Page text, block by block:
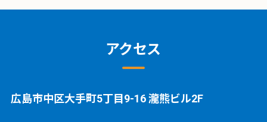
アクセス
広島市中区大手町5丁目9-16 瀧熊ビル2F